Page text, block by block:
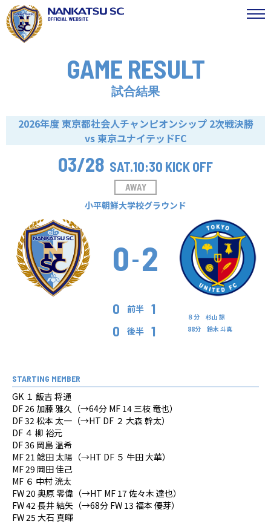
GAME RESULT
試合結果
2026年度 東京都社会人チャンピオンシップ 2次戦決勝
vs 東京ユナイテッドFC
03/28 SAT.10:30 KICK OFF
AWAY
小平朝鮮大学校グラウンド
0 2
0 前半 1
８分 杉山 諒
88分 鈴木 斗真
0 後半 1
STARTING MEMBER
GK １ 飯吉 将通
DF 26 加藤 雅久（→64分 MF 14 三枝 竜也）
DF 32 松本 太一（→HT DF ２ 大森 幹太）
DF ４ 柳 裕元
DF 36 岡島 温希
MF 21 鯰田 太陽（→HT DF ５ 牛田 大華）
MF 29 岡田 佳己
MF ６ 中村 洸太
FW 20 奥原 零偉（→HT MF 17 佐々木 達也）
FW 42 長井 結矢（→68分 FW 13 福本 優芽）
FW 25 大石 真暉